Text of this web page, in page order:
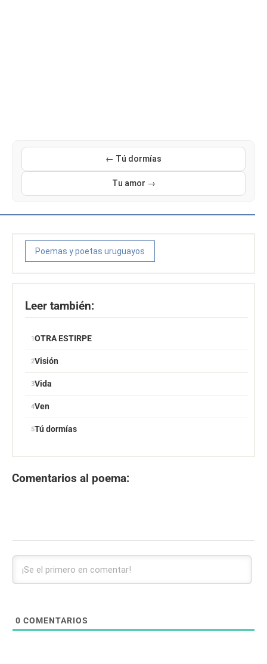
← Tú dormías
Tu amor →
Poemas y poetas uruguayos
Leer también:
OTRA ESTIRPE
Visión
Vida
Ven
Tú dormías
Comentarios al poema:
0 COMENTARIOS